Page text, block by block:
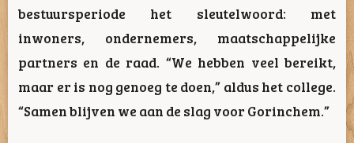
bestuursperiode het sleutelwoord: met
inwoners, ondernemers, maatschappelijke
partners en de raad. “We hebben veel bereikt,
maar er is nog genoeg te doen,” aldus het college.
“Samen blijven we aan de slag voor Gorinchem.”